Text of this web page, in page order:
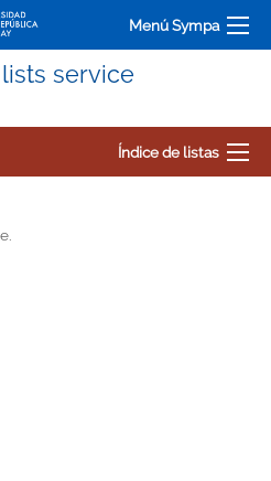
Menú Sympa
service
Índice de listas